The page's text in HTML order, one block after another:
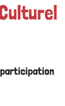
participation